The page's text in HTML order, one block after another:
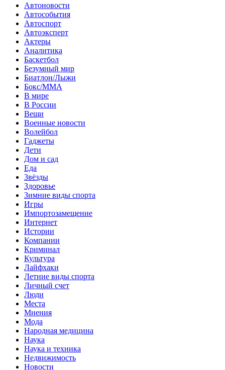
Автоновости
Автособытия
Автоспорт
Автоэксперт
Актеры
Аналитика
Баскетбол
Безумный мир
Биатлон/Лыжи
Бокс/MMA
В мире
В России
Вещи
Военные новости
Волейбол
Гаджеты
Дети
Дом и сад
Еда
Звёзды
Здоровье
Зимние виды спорта
Игры
Импортозамещение
Интернет
Истории
Компании
Криминал
Культура
Лайфхаки
Летние виды спорта
Личный счет
Люди
Места
Мнения
Мода
Народная медицина
Наука
Наука и техника
Недвижимость
Новости